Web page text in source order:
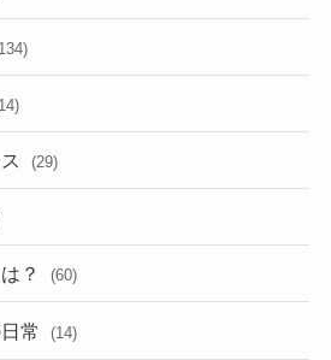
(29)
？ (60)
常 (14)